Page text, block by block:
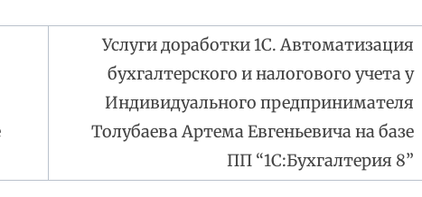
Услуги доработки 1С. Автоматизация
бухгалтерского и налогового учета у
Индивидуального предпринимателя
Толубаева Артема Евгеньевича на базе
ПП “1С:Бухгалтерия 8”